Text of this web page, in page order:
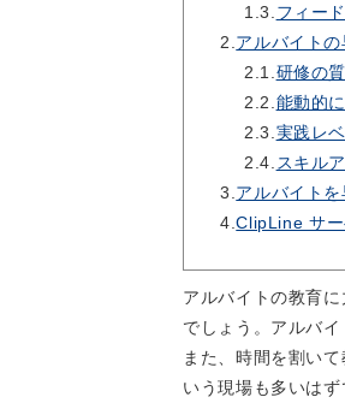
1.3. フィー
2. アルバイト
2.1. 研修の
2.2. 能動的
2.3. 実践レ
2.4. スキル
3. アルバイト
4.ClipLine サ
アルバイトの教育
でしょう。アルバ
また、時間を割い
いう現場も多いはず